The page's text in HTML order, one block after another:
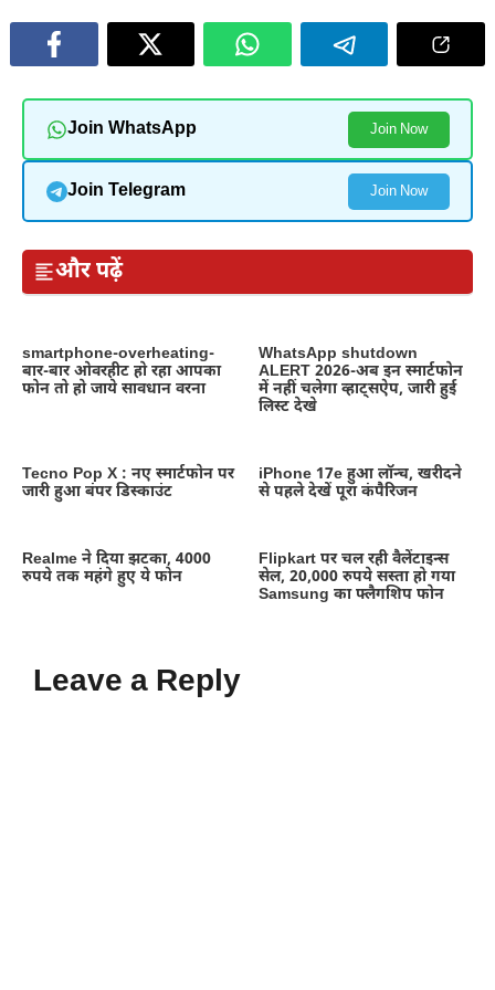
Join WhatsApp Join Now
Join Telegram Join Now
और पढ़ें
smartphone-overheating-
बार-बार ओवरहीट हो रहा आपका
फोन तो हो जाये सावधान वरना
WhatsApp shutdown
ALERT 2026-अब इन स्मार्टफोन
में नहीं चलेगा व्हाट्सऐप, जारी हुई
लिस्ट देखे
Tecno Pop X : नए स्मार्टफोन पर
जारी हुआ बंपर डिस्काउंट
iPhone 17e हुआ लॉन्च, खरीदने
से पहले देखें पूरा कंपैरिजन
Realme ने दिया झटका, 4000
रुपये तक महंगे हुए ये फोन
Flipkart पर चल रही वैलेंटाइन्स
सेल, 20,000 रुपये सस्ता हो गया
Samsung का फ्लैगशिप फोन
Leave a Reply